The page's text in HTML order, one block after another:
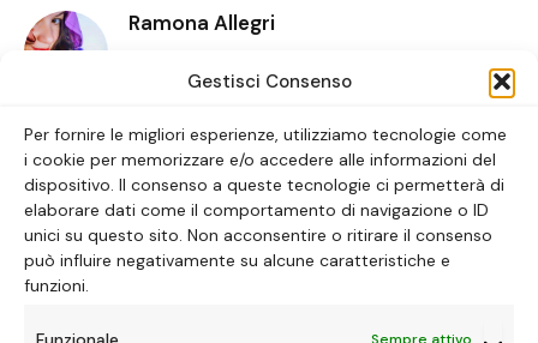
Gestisci Consenso
Per fornire le migliori esperienze, utilizziamo tecnologie come
i cookie per memorizzare e/o accedere alle informazioni del
dispositivo. Il consenso a queste tecnologie ci permetterà di
elaborare dati come il comportamento di navigazione o ID
unici su questo sito. Non acconsentire o ritirare il consenso
può influire negativamente su alcune caratteristiche e
funzioni.
Ramona Allegri
nerd e l’anima da storyteller. Mi chiamo Ramona,
ma sul web mi conoscono come Ramy: sono
una creativa multitasking che ha trovato nel
binge-watching e nei finali strappalacrime la sua
personale forma di meditazione. Amo le trame
ben scritte, i personaggi sfaccettati, le sigle che